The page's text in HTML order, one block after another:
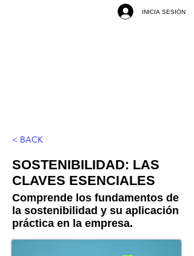
INICIA SESIÓN
< BACK
SOSTENIBILIDAD: LAS
CLAVES ESENCIALES
Comprende los fundamentos de
la sostenibilidad y su aplicación
práctica en la empresa.